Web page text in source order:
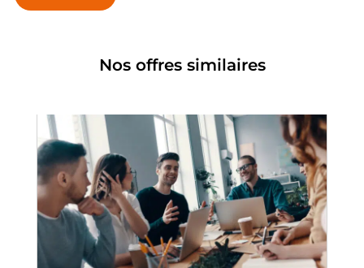
Nos offres similaires